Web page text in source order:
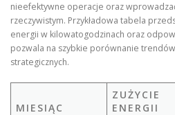
nieefektywne operacje oraz
rzeczywistym. Przykładowa tabela
energii w kilowatogodzinach oraz
pozwala na szybkie porównanie
strategicznych.
MIESIĄC
ZUŻYCIE
ENERGII